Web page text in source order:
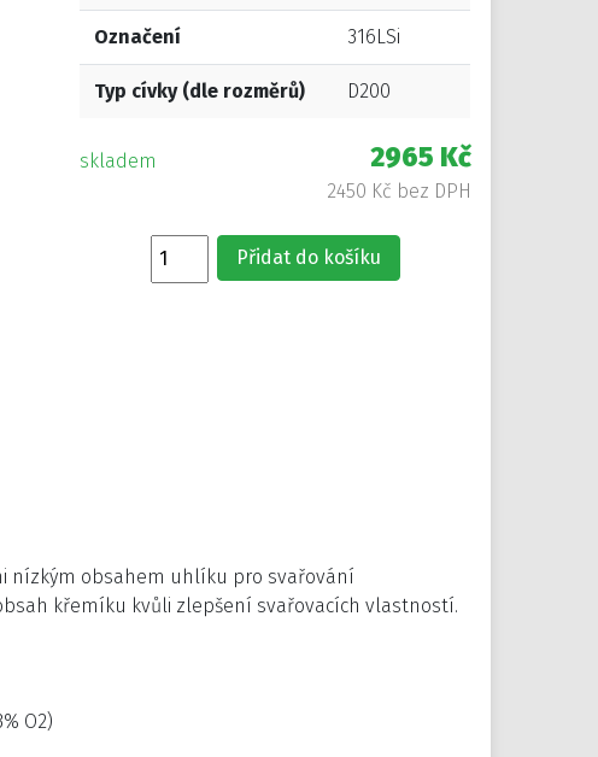
Označení 316LSi
Typ cívky (dle rozměrů) D200
skladem 2965 Kč
2450 Kč bez DPH
Přidat do košíku
nízkým obsahem uhlíku pro svařování
křemíku kvůli zlepšení svařovacích vlastností.
O2)